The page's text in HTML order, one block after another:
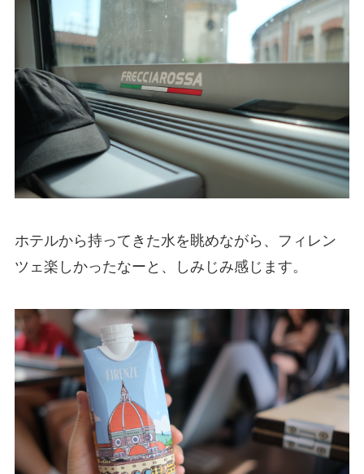
ホテルから持ってきた水を眺めながら、フィレン
ツェ楽しかったなーと、しみじみ感じます。